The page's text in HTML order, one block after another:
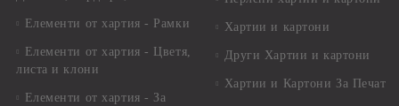
Елементи от хартия - Рамки
Елементи от хартия - Цветя,
листа и клони
Елементи от хартия - За
Хартии и картони
Други Хартии и картони
Хартии и Картони За Печат